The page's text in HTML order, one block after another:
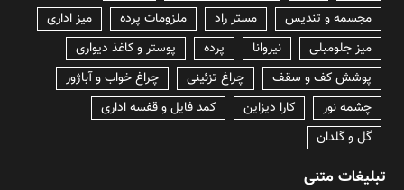
مجسمه و تندیس
مستر راد ملزومات پرده
میز اداری
میز جلومبلی
نیروانا پرده
پوستر و کاغذ دیواری
پوشش کف و سقف
چراغ تزئینی
چراغ خواب و آباژور
چشمه نور
کارا دیزاین
کمد فایل و قفسه اداری
گل و گلدان
تبلیغات متنی